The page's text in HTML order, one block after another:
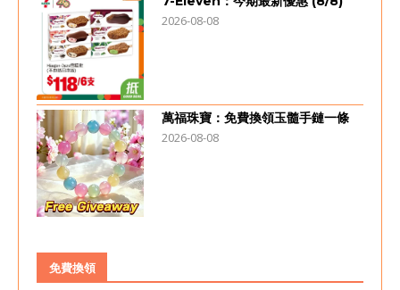
2026-08-08
萬福珠寶：免費換領玉髓手鏈一條
2026-08-08
免費換領